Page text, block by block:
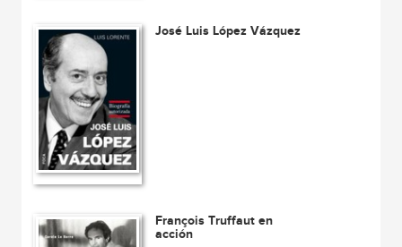
José Luis López Vázquez
François Truffaut en
acción